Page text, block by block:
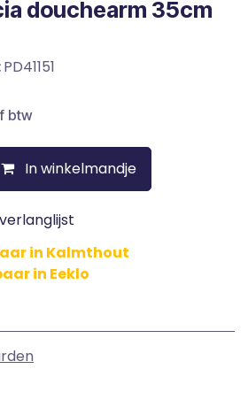
douchearm 35cm
PD41151
btw
In winkelmandje
in Kalmthout
in Eeklo